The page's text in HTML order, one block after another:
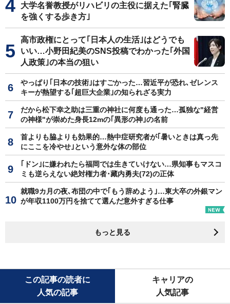
大学名誉教授がリハビリの主役に据えた｢腎臓
を強くする歩き方｣
高市政権にとって｢日本人の生活｣はどうでも
いい…小野田紀美のSNS投稿でわかった｢外国
人政策｣の本当の狙い
やっぱり｢日本の技術｣はすごかった…習近平が恐れ､ゼレンス
キーが熱望する｢超巨大企業｣の知られざる実力
だから松下幸之助は三重の神社に何度も通った…孤独な"経営
の神様"が崇めた身長12mの｢異形の神｣の名前
首よりも脇よりも効果的…熱中症研究者が｢暑いときは真っ先
にここを冷やせ｣という意外な体の部位
｢ドン｣に嫌われたら福岡では生きていけない…県知事もマスコ
ミも逆らえない絶対権力者･藏内勇夫(72)の正体
就職9カ月の夜､布団の中で｢もう辞めよう｣…東大卒の外銀マン
が年収1100万円を捨てて選んだ意外すぎる仕事
もっと見る
この記事の読者に
人気の記事
キャリアの
人気記事